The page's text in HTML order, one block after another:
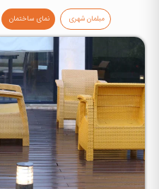
مبلمان شهری نمای ساختمان